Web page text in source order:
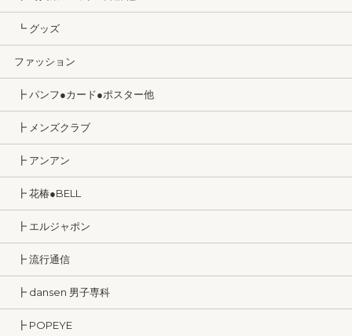
┗ グッズ
ファッション
┣ パンフ●カード●ポスター他
┣ メンズクラブ
┣ アンアン
┣ 花椿●BELL
┣ エルジャポン
┣ 流行通信
┣ dansen 男子専科
┣ POPEYE